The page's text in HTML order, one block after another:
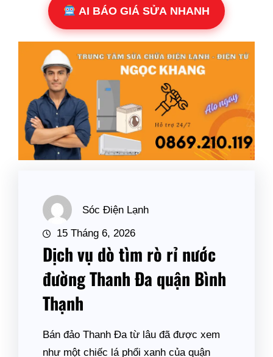
AI BÁO GIÁ SỬA NHANH
Sóc Điện Lạnh
15 Tháng 6, 2026
Dịch vụ dò tìm rò rỉ nước
đường Thanh Đa quận Bình
Thạnh
Bán đảo Thanh Đa từ lâu đã được xem
như một chiếc lá phổi xanh của quận